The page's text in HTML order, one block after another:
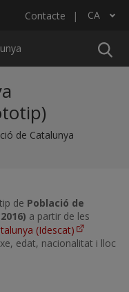
Contacte CA
Llista les accions addicionals
de Catalunya
de Població de
a partir de les
(Idescat)
edat, nacionalitat i lloc